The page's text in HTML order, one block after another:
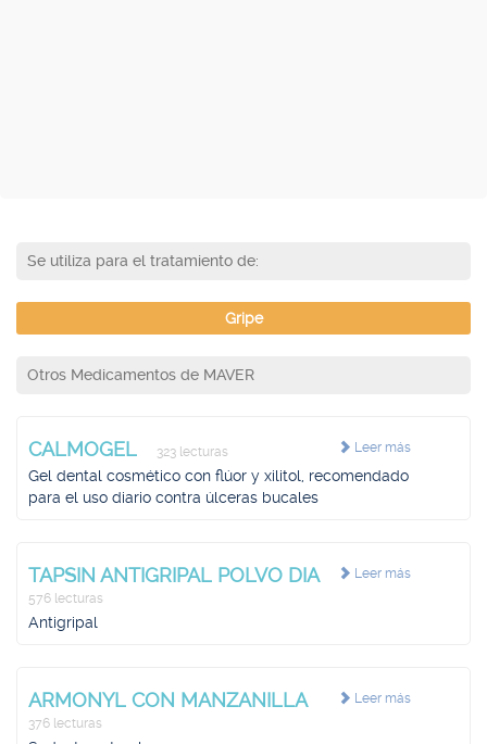
Se utiliza para el tratamiento de:
Gripe
Otros Medicamentos de MAVER
Leer más
CALMOGEL 323 lecturas
Gel dental cosmético con flúor y xilitol, recomendado
para el uso diario contra úlceras bucales
Leer más
TAPSIN ANTIGRIPAL POLVO DIA
576 lecturas
Antigripal
Leer más
ARMONYL CON MANZANILLA
376 lecturas